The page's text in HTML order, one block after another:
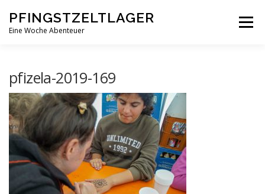
Inhalt
springen
PFINGSTZELTLAGER
Eine Woche Abenteuer
Menü
PFINGSTZELTLAGER VERANSTALTUNGEN
pfizela-2019-169